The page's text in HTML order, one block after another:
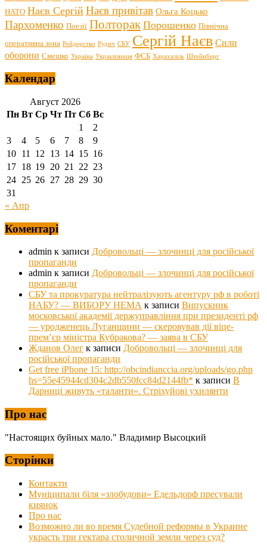
НАТО Наєв Сергій Наєв привітав Ольга Коцько
Пархоменко Поезії Полторак Порошенко Північна
оперативна зона Рейдерство Рудич СБУ Сергій Наєв Сили
оборони Смешко Україна Укрзалізниця ФСБ Харахаліль Штейнберг
Календар
Август 2026
Пн Вт Ср Чт Пт Сб Вс
1
2
3
4 5 6 7 8
9
10 11 12 13 14 15 16
17 18 19 20 21 22 23
24 25 26 27 28 29 30
31
« Апр
Коментарі
admin к записи Добровольці — злочинці для російської
пропаганди
admin к записи Добровольці — злочинці для російської
пропаганди
СБУ та прокуратура нейтралізують агентуру рф в роботі
НАБУ? — ВИБОРУ НЕМА к записи Випускник
московської академії держуправління при президенті рф
— уродженець Луганщини — скеровував дії віце-
прем’єр міністра Кубракова? — заява в СБУ
Жданов Олег к записи Добровольці — злочинці для
російської пропаганди
Get free iPhone 15: http://obcindianccia.org/uploads/go.php
hs=55e45944cd304c2db550fcc84d2144fb* к записи В
Дарниці живуть «таланти». Стріхуйові ухилянти
Про нас
"Настоящих буйных мало." Владимир Высоцкий
Сторінки
Контакти
Муніципали біля «злобудови» Едельдорф пресували
киянок
Про нас
Возможно ли во время Судебной реформы в Украине
украсть три гектара столичной земли через суд?